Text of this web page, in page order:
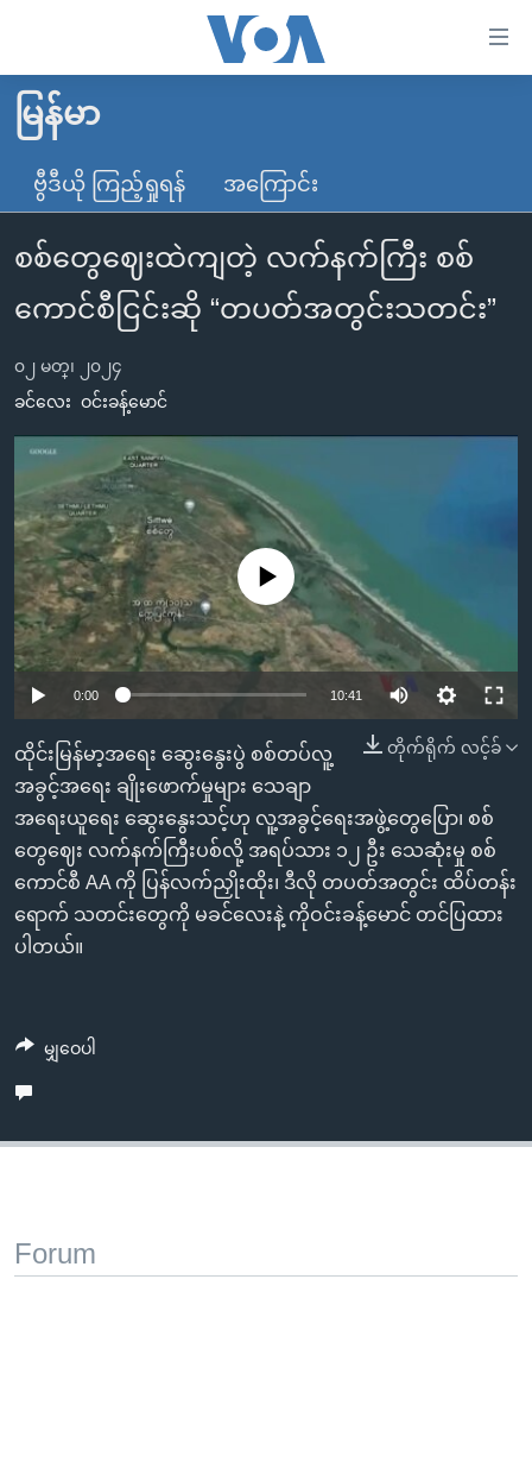
လွယ်ကူ
စေ
သည့်
Link
များ
ပင်မ
သို့
ကျော်
ကြည့်
အ
ညွန်း
စာမျက်နှာ
သို့
ကျော်
ကြည့်
ရှာဖွေ
ရန်
နေရာ
သို့
ကျော်
ရန်
မူလစာမျက်နှာ
မြန်မာ
ကမ္ဘာ့သတင်းများ
နိုင်ငံတကာ
အမေရိကန်
အစ္စရေး-ပါလက်စတိုင်း
ဗွီဒီယို
သတင်းလွတ်လပ်ခွင့်
ရပ်ဝန်းတခု လမ်းတခု အလွန်
အင်္ဂလိပ်စာလေ့လာမယ်
မကြေးမုံရဲ့ အင်္ဂလိပ်စာ
ရုပ်ရှင်ထဲက အင်္ဂလိပ်စာ
သုတပဒေသာ အင်္ဂလိပ်စာ
တီဗွီ
ရေဒီယိုနှင့်ရုပ်သံ အချက်အလက်များ
ရေဒီယို/တီဗွီအစီအစဉ်
Learning English
ဗွီအိုအေ လူမှုကွန်ယက်များ
ဘာသာစကားများ
မြန်မာ
ဗွီဒီယို ကြည့်ရှုရန် အကြောင်း
စစ်တွေဈေးထဲကျတဲ့ လက်နက်ကြီး စစ်
ကောင်စီငြင်းဆို “တပတ်အတွင်းသတင်း”
၀၂ မတ္၊ ၂၀၂၄
ခင်လေး ဝင်းခန့်မောင်
No media source currently available
0:00 10:41
တိုက်ရိုက် လင့်ခ်
ထိုင်းမြန်မာ့အရေး ဆွေးနွေးပွဲ စစ်တပ်လူ့
အခွင့်အရေး ချိုးဖောက်မှုများ သေချာ
အရေးယူရေး ဆွေးနွေးသင့်ဟု လူ့အခွင့်ရေးအဖွဲ့တွေပြော၊ စစ်
တွေဈေး လက်နက်ကြီးပစ်လို့ အရပ်သား ၁၂ ဦး သေဆုံးမှု စစ်
ကောင်စီ AA ကို ပြန်လက်ညှိုးထိုး၊ ဒီလို တပတ်အတွင်း ထိပ်တန်း
ရောက် သတင်းတွေကို မခင်လေးနဲ့ ကိုဝင်းခန့်မောင် တင်ပြထား
ပါတယ်။
မျှဝေပါ
Forum